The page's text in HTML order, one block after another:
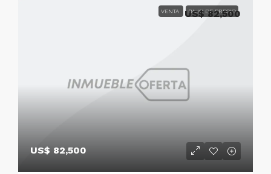
VENTA BAJO DE PRECIO
US$ 82,500
US$ 82,500